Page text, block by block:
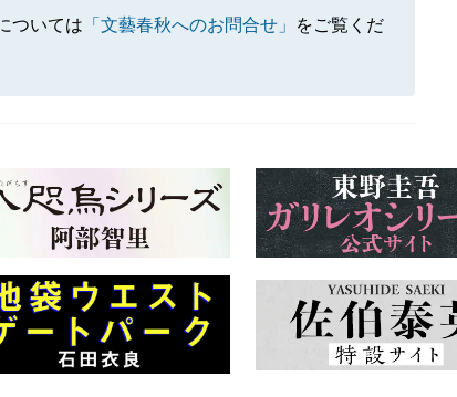
ついては 「文藝春秋へのお問合せ」
をご覧くだ